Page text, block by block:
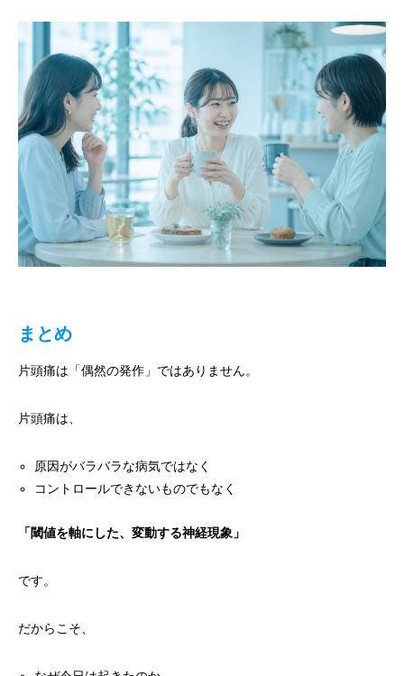
まとめ
片頭痛は「偶然の発作」ではありません。
片頭痛は、
原因がバラバラな病気ではなく
コントロールできないものでもなく
「閾値を軸にした、変動する神経現象」
です。
だからこそ、